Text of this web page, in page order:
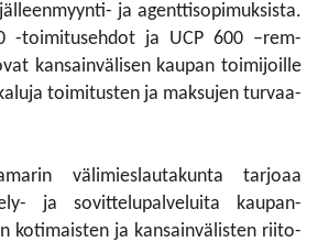
ja agenttisopimuksista.
-toimitusehdot ja UCP 600 –rem­
kansainvälisen kaupan toimijoille
toimitusten ja maksujen turvaa­
välimieslautakunta tarjoaa
ja sovittelupalveluita kaupan­
kotimaisten ja kansainvälisten riito­